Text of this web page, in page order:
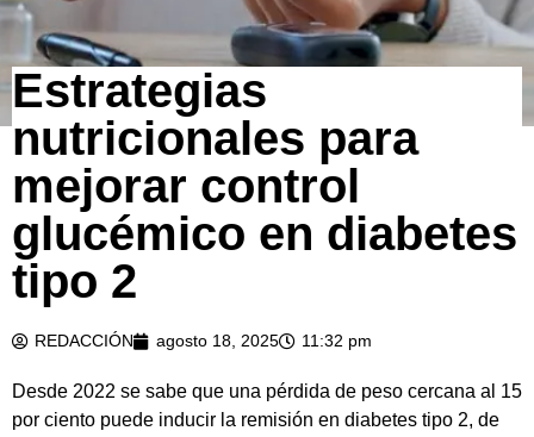
Estrategias
nutricionales para
mejorar control
glucémico en diabetes
tipo 2
REDACCIÓN agosto 18, 2025 11:32 pm
Desde 2022 se sabe que una pérdida de peso cercana al 15
por ciento puede inducir la remisión en diabetes tipo 2, de